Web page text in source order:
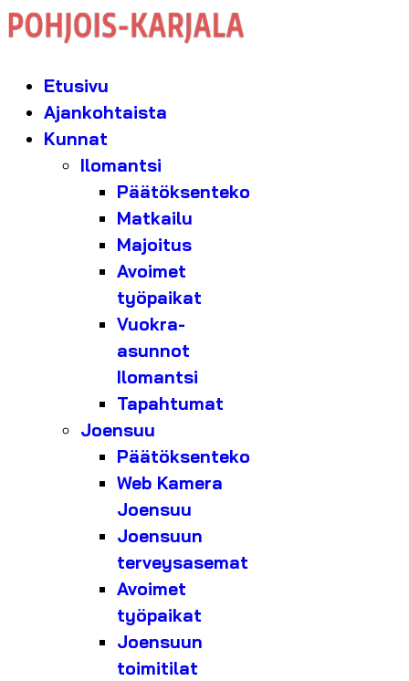
Etusivu
Ajankohtaista
Kunnat
Ilomantsi
Päätöksenteko
Matkailu
Majoitus
Avoimet
työpaikat
Vuokra-
asunnot
Ilomantsi
Tapahtumat
Joensuu
Päätöksenteko
Web Kamera
Joensuu
Joensuun
terveysasemat
Avoimet
työpaikat
Joensuun
toimitilat